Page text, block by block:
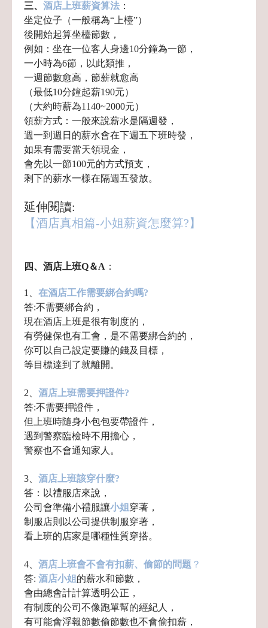
三、 酒店上班薪資算法 ：
坐定位子（一般稱為“上檯”）
後開始起算坐檯節數，
例如：坐在一位客人身邊10分鐘為一節，
一小時為6節， 以此類推，
一週節數愈高，節薪就愈高
（最低10分鐘起薪190元）
（大約時薪為1140~2000元）
領薪方式：一般來說薪水是隔週發，
週一到週日的薪水會在下週五下班時發，
如果有需要當天領現金，
會先以一節100元的方式預支，
剩下的薪水一樣在隔週五發放。
延伸閱讀:
【酒店真相篇-小姐薪資怎麼算?】
四、酒店上班Q＆A ：
1、 在酒店工作需要綁合約嗎?
答:不需要綁合約，
現在酒店上班是很有制度的，
有勞健保也有工會，是不需要綁合約的，
你可以自己設定要賺的錢及目標，
等目標達到了就離開。
2、 酒店上班需要押證件?
答:不需要押證件，
但上班時隨身小包包要帶證件，
遇到警察臨檢時不用擔心，
警察也不會通知家人。
3、 酒店上班該穿什麼?
答：以禮服店來說，
公司會準備小禮服讓小姐 穿著，
制服店則以公司提供制服穿著，
看上班的店家是哪種性質穿搭。
4、 酒店上班會不會有扣薪、偷節的問題 ？
答: 酒店小姐 的薪水和節數，
會由總會計計算透明公正，
有制度的公司不像跑單幫的經紀人，
有可能會浮報節數偷節數也不會偷扣薪，